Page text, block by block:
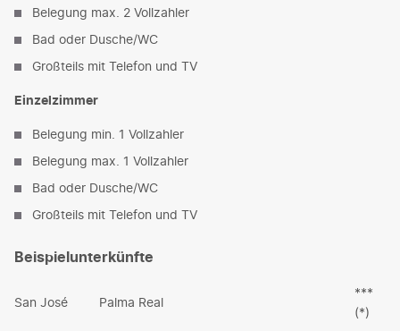
Belegung max. 2 Vollzahler
Bad oder Dusche/WC
Großteils mit Telefon und TV
Einzelzimmer
Belegung min. 1 Vollzahler
Belegung max. 1 Vollzahler
Bad oder Dusche/WC
Großteils mit Telefon und TV
Beispielunterkünfte
San José Palma Real
***
(*)